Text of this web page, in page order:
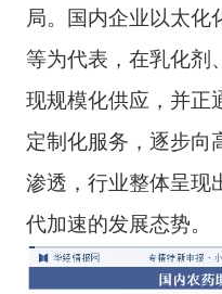
局。国内企业以太化
等为代表，在乳化剂
现规模化供应，并正
定制化服务，逐步向
渗透，行业整体呈现
代加速的发展态势。